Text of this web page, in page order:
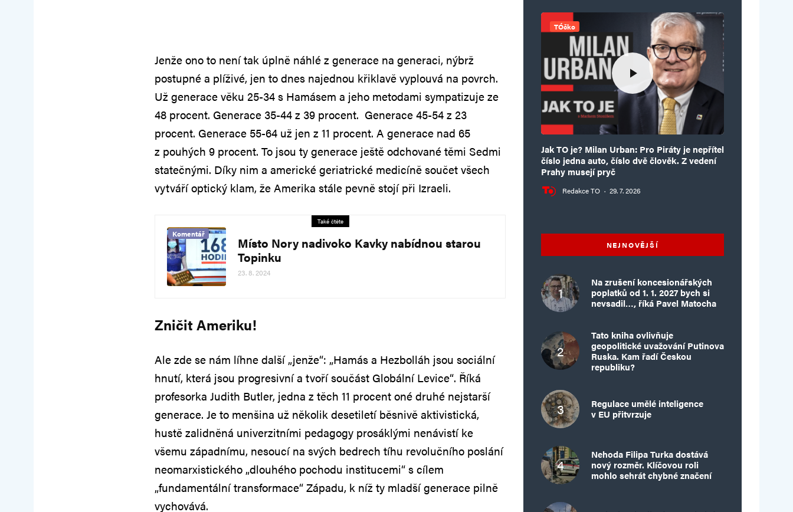
Jenže ono to není tak úplně náhlé z generace na generaci, nýbrž
postupné a plíživé, jen to dnes najednou křiklavě vyplouvá na povrch.
Už generace věku 25-34 s Hamásem a jeho metodami sympatizuje ze
48 procent. Generace 35-44 z 39 procent. Generace 45-54 z 23
procent. Generace 55-64 už jen z 11 procent. A generace nad 65
z pouhých 9 procent. To jsou ty generace ještě odchované těmi Sedmi
statečnými. Díky nim a americké geriatrické medicíně součet všech
vytváří optický klam, že Amerika stále pevně stojí při Izraeli.
Také čtěte
Komentář
Místo Nory nadivoko Kavky nabídnou starou
Topinku
23. 8. 2024
Zničit Ameriku!
Ale zde se nám líhne další „jenže“: „Hamás a Hezbolláh jsou sociální
hnutí, která jsou progresivní a tvoří součást Globální Levice“. Říká
profesorka Judith Butler, jedna z těch 11 procent oné druhé nejstarší
generace. Je to menšina už několik desetiletí běsnivě aktivistická,
hustě zalidněná univerzitními pedagogy prosáklými nenávistí ke
všemu západnímu, nesoucí na svých bedrech tíhu revolučního poslání
neomarxistického „dlouhého pochodu institucemi“ s cílem
„fundamentální transformace“ Západu, k níž ty mladší generace pilně
vychovává.
TÓčko
Jak TO je? Milan Urban: Pro Piráty je nepřítel
číslo jedna auto, číslo dvě člověk. Z vedení
Prahy musejí pryč
Redakce TO · 29. 7. 2026
NEJNOVĚJŠÍ
Na zrušení koncesionářských
poplatků od 1. 1. 2027 bych si
nevsadil…, říká Pavel Matocha
Tato kniha ovlivňuje
geopolitické uvažování Putinova
Ruska. Kam řadí Českou
republiku?
Regulace umělé inteligence
v EU přitvrzuje
Nehoda Filipa Turka dostává
nový rozměr. Klíčovou roli
mohlo sehrát chybné značení